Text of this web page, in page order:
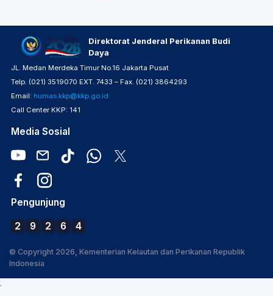
Direktorat Jenderal Perikanan Budi
Daya
JL. Medan Merdeka Timur No.16 Jakarta Pusat
Telp. (021) 3519070 EXT. 7433 – Fax. (021) 3864293
Email: humas.kkp@kkp.go.id
Call Center KKP: 141
Media Sosial
Pengunjung
2 9 2 6 4
© Copyright 2026, Kementerian Kelautan dan Perikanan Republik
Indonesia
.